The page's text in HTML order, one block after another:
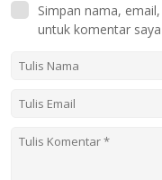
Simpan nama,
untuk komentar